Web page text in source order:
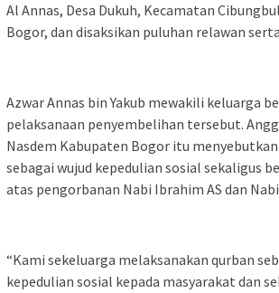
Al Annas, Desa Dukuh, Kecamatan
Bogor, dan disaksikan puluhan relawan
‎Azwar Annas bin Yakub mewakili keluarga
pelaksanaan penyembelihan tersebut.
Nasdem Kabupaten Bogor itu
sebagai wujud kepedulian sosial sekaligus
atas pengorbanan Nabi Ibrahim AS dan
‎“Kami sekeluarga melaksanakan qurban
kepedulian sosial kepada masyarakat dan